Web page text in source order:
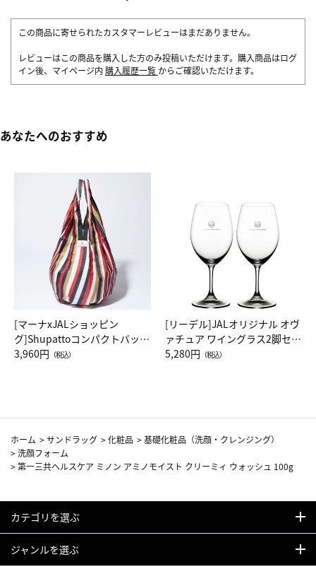
この商品に寄せられたカスタマーレビューはまだありません。
レビューはこの商品を購入した方のみ投稿いただけます。購入商品はログ
イン後、マイページ内 購入履歴一覧 からご確認いただけます。
あなたへのおすすめ
[マーナxJALショッピン
グ]Shupattoコンパクトバッグ
Drop JAL客室乗務員（LC）ス
3,960円 （税込）
[リーデル]JALオリジナル オヴ
ァチュア ワイングラス2脚セッ
ト（レッドワイン）
5,280円 （税込）
ホーム >サンドラッグ >化粧品 >基礎化粧品（洗顔・クレンジング）
>洗顔フォーム
>第一三共ヘルスケア ミノン アミノモイスト クリーミィ ウォッシュ 100g
カテゴリを選ぶ
ジャンルを選ぶ